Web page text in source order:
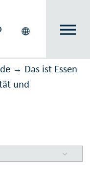
→ Das ist Essen
und